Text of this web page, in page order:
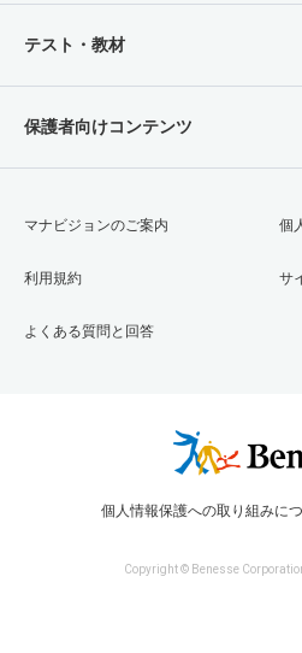
テスト・教材
保護者向けコンテンツ
マナビジョンのご案内
利用規約
よくある質問と回答
個
サ
個人情報保護への取り組みに
Copyright © Benesse